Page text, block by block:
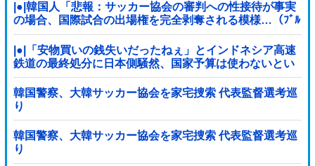
|●|韓国人「悲報：サッカー協会の審判への性接待が事実
の場合、国際試合の出場権を完全剥奪される模様…（ﾌﾞﾙ
ﾌﾞﾙ」＝韓国の反応
|●|「安物買いの銭失いだったねぇ」とインドネシア高速
鉄道の最終処分に日本側騒然、国家予算は使わないとい
うと何が財源なんだ？
韓国警察、大韓サッカー協会を家宅捜索 代表監督選考巡
り
韓国警察、大韓サッカー協会を家宅捜索 代表監督選考巡
り